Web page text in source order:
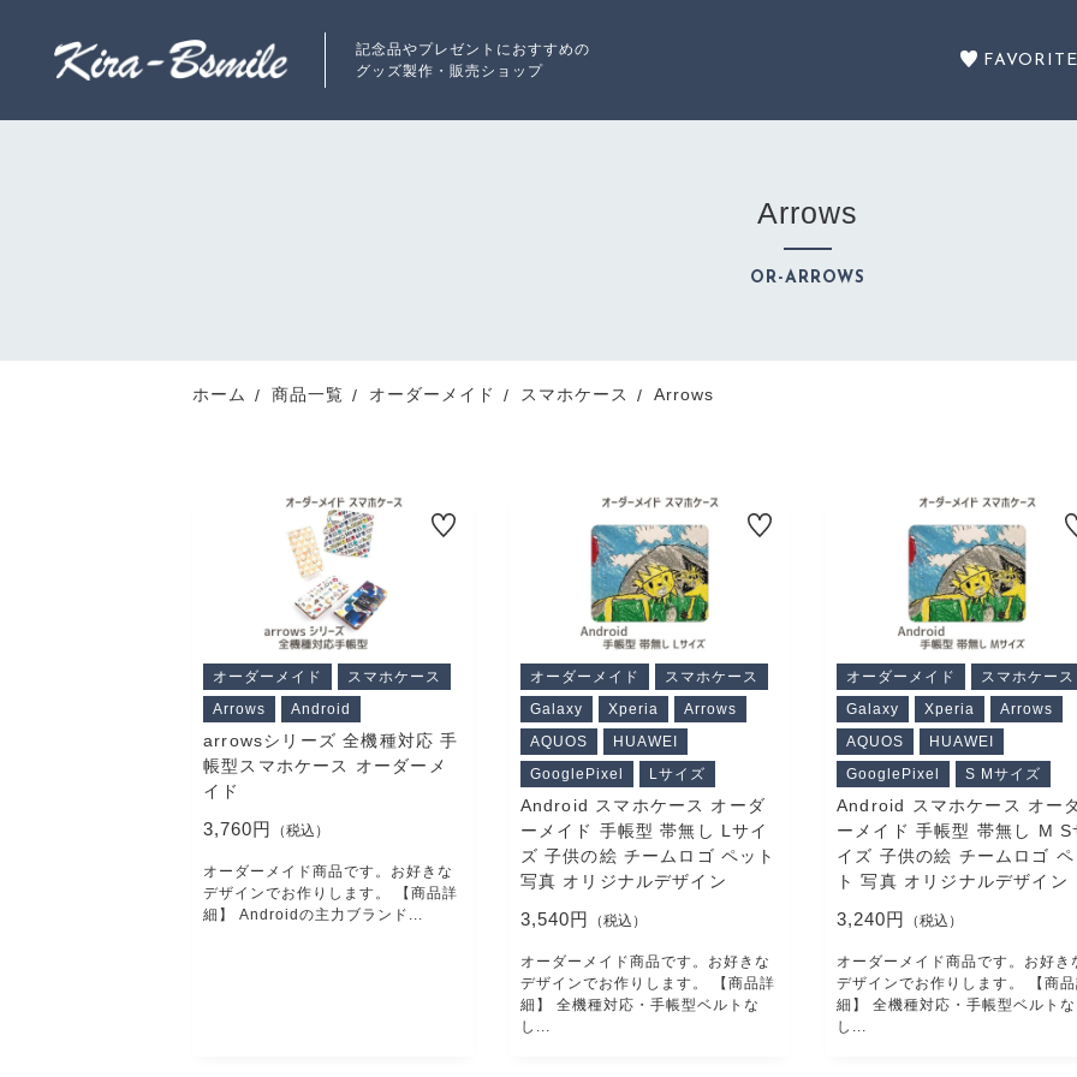
記念品やプレゼントにおすすめの
グッズ製作・販売ショップ
FAVORITE
セール商品
新着商品 商品カテゴリーから探す
最近チェックした商品
CHECKED PRODUCTS
注文履歴
ORDER HISTORY
当店について
ABOUT US
お知らせ
NEWS
よくある質問
FAQ
お問い合わせ
CONTACT
Arrows
OR-ARROWS
ホーム 商品一覧 オーダーメイド スマホケース Arrows
オーダーメイド
スマホケース
Arrows
Android
arrowsシリーズ 全機種対応 手
帳型スマホケース オーダーメ
イド
3,760円 （税込）
オーダーメイド商品です。お好きな
デザインでお作りします。 【商品詳
細】 Androidの主力ブランド...
オーダーメイド
スマホケース
Galaxy
Xperia
Arrows
AQUOS
HUAWEI
GooglePixel
Lサイズ
Android スマホケース オーダ
ーメイド 手帳型 帯無し Lサイ
ズ 子供の絵 チームロゴ ペット
写真 オリジナルデザイン
3,540円 （税込）
オーダーメイド商品です。お好きな
デザインでお作りします。 【商品詳
細】 全機種対応・手帳型ベルトな
し...
オーダーメイド
スマホケース
Galaxy
Xperia
Arrows
AQUOS
HUAWEI
GooglePixel
S Mサイズ
Android スマホケース オー
ーメイド 手帳型 帯無し M S
イズ 子供の絵 チームロゴ ペ
ト 写真 オリジナルデザイン
3,240円 （税込）
オーダーメイド商品です。お好き
デザインでお作りします。 【商
細】 全機種対応・手帳型ベルトな
し...